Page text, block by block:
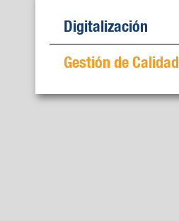
Digitalización
Gestión de Calidad